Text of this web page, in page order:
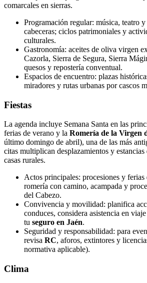
comarcales en sierras.
Programación regular: música, teatro
cabeceras; ciclos patrimoniales y
culturales.
Gastronomía: aceites de oliva virgen
Cazorla, Sierra de Segura, Sierra
quesos y repostería conventual.
Espacios de encuentro: plazas
miradores y rutas urbanas por cascos
Fiestas
La agenda incluye Semana Santa en las
ferias de verano y la Romería de la Virgen
último domingo de abril), una de las más
citas multiplican desplazamientos y
casas rurales.
Actos principales: procesiones y ferias
romería con camino, acampada y
del Cabezo.
Convivencia y movilidad: planifica
conduces, considera asistencia en
tu seguro en Jaén.
Seguridad y responsabilidad: para
revisa RC, aforos, extintores y
normativa aplicable).
Clima